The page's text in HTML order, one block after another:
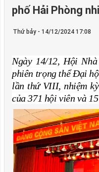
phố Hải Phòng
Thứ bảy - 14/12/2024 17:08
Ngày 14/12, Hội
phiên trọng thể Đại
lần thứ VIII, nhiệm
của 371 hội viên và